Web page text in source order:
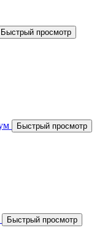
Быстрый просмотр
Быстрый просмотр
Быстрый просмотр